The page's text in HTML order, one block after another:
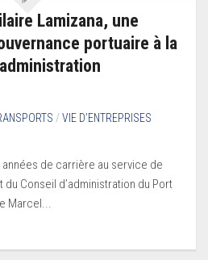
Lamizana, une
portuaire à la
/VIE D’ENTREPRISES
de carrière au service de
du Conseil d’administration du Port
Marcel...